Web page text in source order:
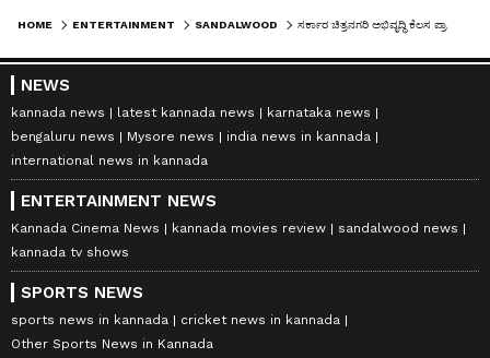
HOME ENTERTAINMENT SANDALWOOD ಸರ್ಕಾರ ಚಿತ್ರನಗರಿ ಅಭಿವೃದ್ಧಿ ಕೆಲಸ ಪ್ರಾರಂಭಿಸಲಿ: ಸಂಸದ ಪ್ರತಾಪ್ ಸಿಂಹಗೆ ನಟ ವಸಿಷ್ಠ ಸಿಂಹ ಮನವಿ
NEWS
kannada news latest kannada news
karnataka news
bengaluru news
Mysore news
india news in kannada
international news in kannada
ENTERTAINMENT NEWS
Kannada Cinema News kannada movies review
sandalwood news
kannada tv shows
SPORTS NEWS
sports news in kannada
cricket news in kannada
Other Sports News in Kannada